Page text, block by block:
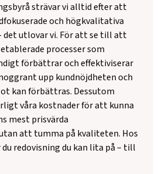
strävar vi alltid efter att
och högkvalitativa
det utlovar vi. För att se till att
processer som
förbättrar och effektiviserar
upp kundnöjdheten och
kan förbättras. Dessutom
våra kostnader för att kunna
mest prisvärda
att tumma på kvaliteten. Hos
redovisning du kan lita på – till